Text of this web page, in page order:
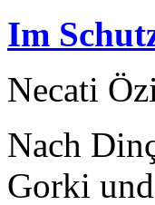
Im
Necati
Nach
Gorki